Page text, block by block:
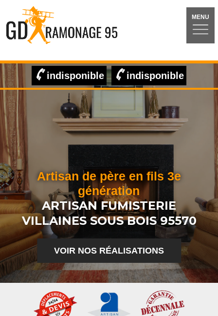
MENU
indisponible indisponible
Artisan de père en fils 3e
génération
ARTISAN FUMISTERIE
VILLAINES SOUS BOIS 95570
VOIR NOS RÉALISATIONS